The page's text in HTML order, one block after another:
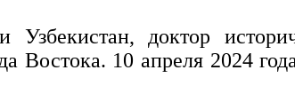
доктор
Востока. 10 апреля 2024